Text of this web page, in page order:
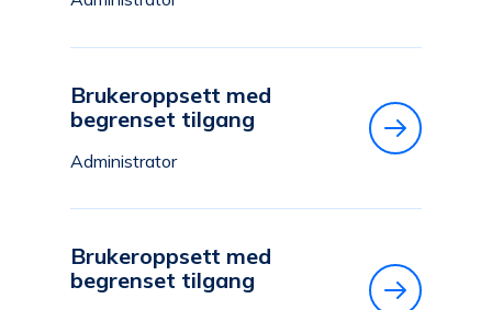
Brukeroppsett med
begrenset tilgang
Administrator
Brukeroppsett med
begrenset tilgang